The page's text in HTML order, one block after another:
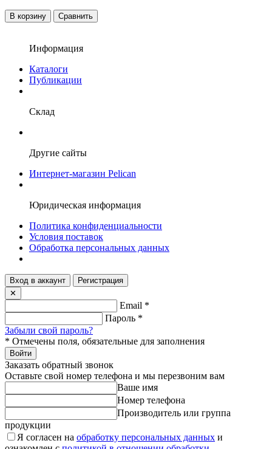
В корзину Сравнить
Информация
Каталоги
Публикации
Склад
Другие сайты
Интернет-магазин Pelican
Юридическая информация
Политика конфиденциальности
Условия поставок
Обработка персональных данных
Вход в аккаунт
Регистрация
✕
Email *
Пароль *
Забыли свой пароль?
* Отмечены поля, обязательные для заполнения
Войти
Заказать обратный звонок
Оставьте свой номер телефона и мы перезвоним вам
Ваше имя
Номер телефона
Производитель или группа
продукции
Я согласен на обработку персональных данных и